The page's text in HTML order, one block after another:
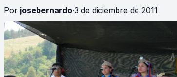
Por josebernardo·3 de diciembre de 2011